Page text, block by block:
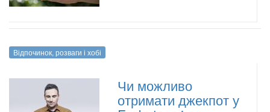
Відпочинок, розваги і хобі
Чи можливо
отримати джекпот у